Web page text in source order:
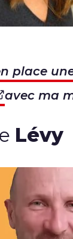
place
avec ma
Lévy